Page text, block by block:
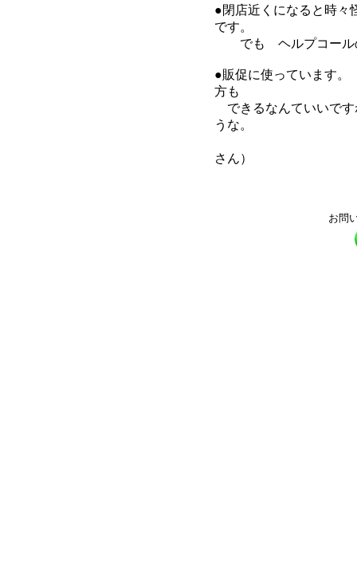
●閉店近くになると時々
です。
でも ヘルプコールの
●販促に使っています
方も
できるなんていいです
うな。
さん）
お問